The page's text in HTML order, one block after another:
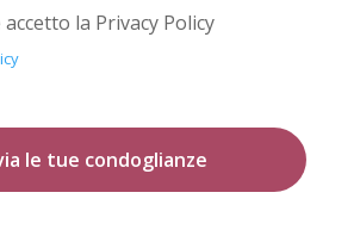
la Privacy Policy
le tue condoglianze